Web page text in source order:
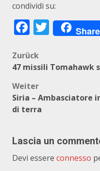
condividi su:
Facebook
Share
Zurück
47 missili Tomahawk
Weiter
Siria – Ambasciatore
di terra
Lascia un
Devi essere connesso